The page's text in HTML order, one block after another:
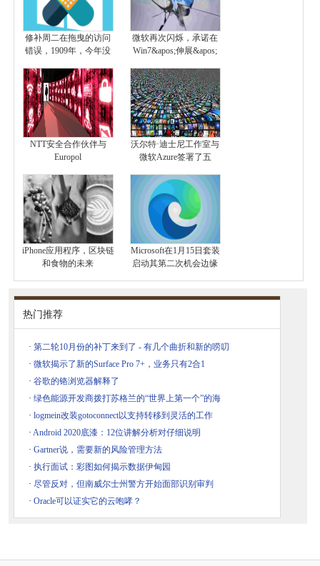
修补周二在拖曳的访问
错误，1909年，今年没
微软再次闪烁，承诺在
Win7&apos;伸展&apos;
NTT安全合作伙伴与
Europol
沃尔特·迪士尼工作室与
微软Azure签署了五
iPhone应用程序，区块链
和食物的未来
Microsoft在1月15日套装
启动其第二次机会边缘
热门推荐
· 第二轮10月份的补丁来到了 - 有几个曲折和新的唠叨
· 微软揭示了新的Surface Pro 7+，业务只有2合1
· 谷歌的铬浏览器解释了
· 绿色能源开发商拨打苏格兰的“世界上第一个”的海
· logmein改装gotoconnect以支持转移到灵活的工作
· Android 2020底漆：12位讲解分析对仔细说明
· Gartner说，需要新的风险管理方法
· 执行面试：彩图如何揭示数据伊甸园
· 尽管反对，但南威尔士州警方开始面部识别审判
· Oracle可以证实它的云咆哮？